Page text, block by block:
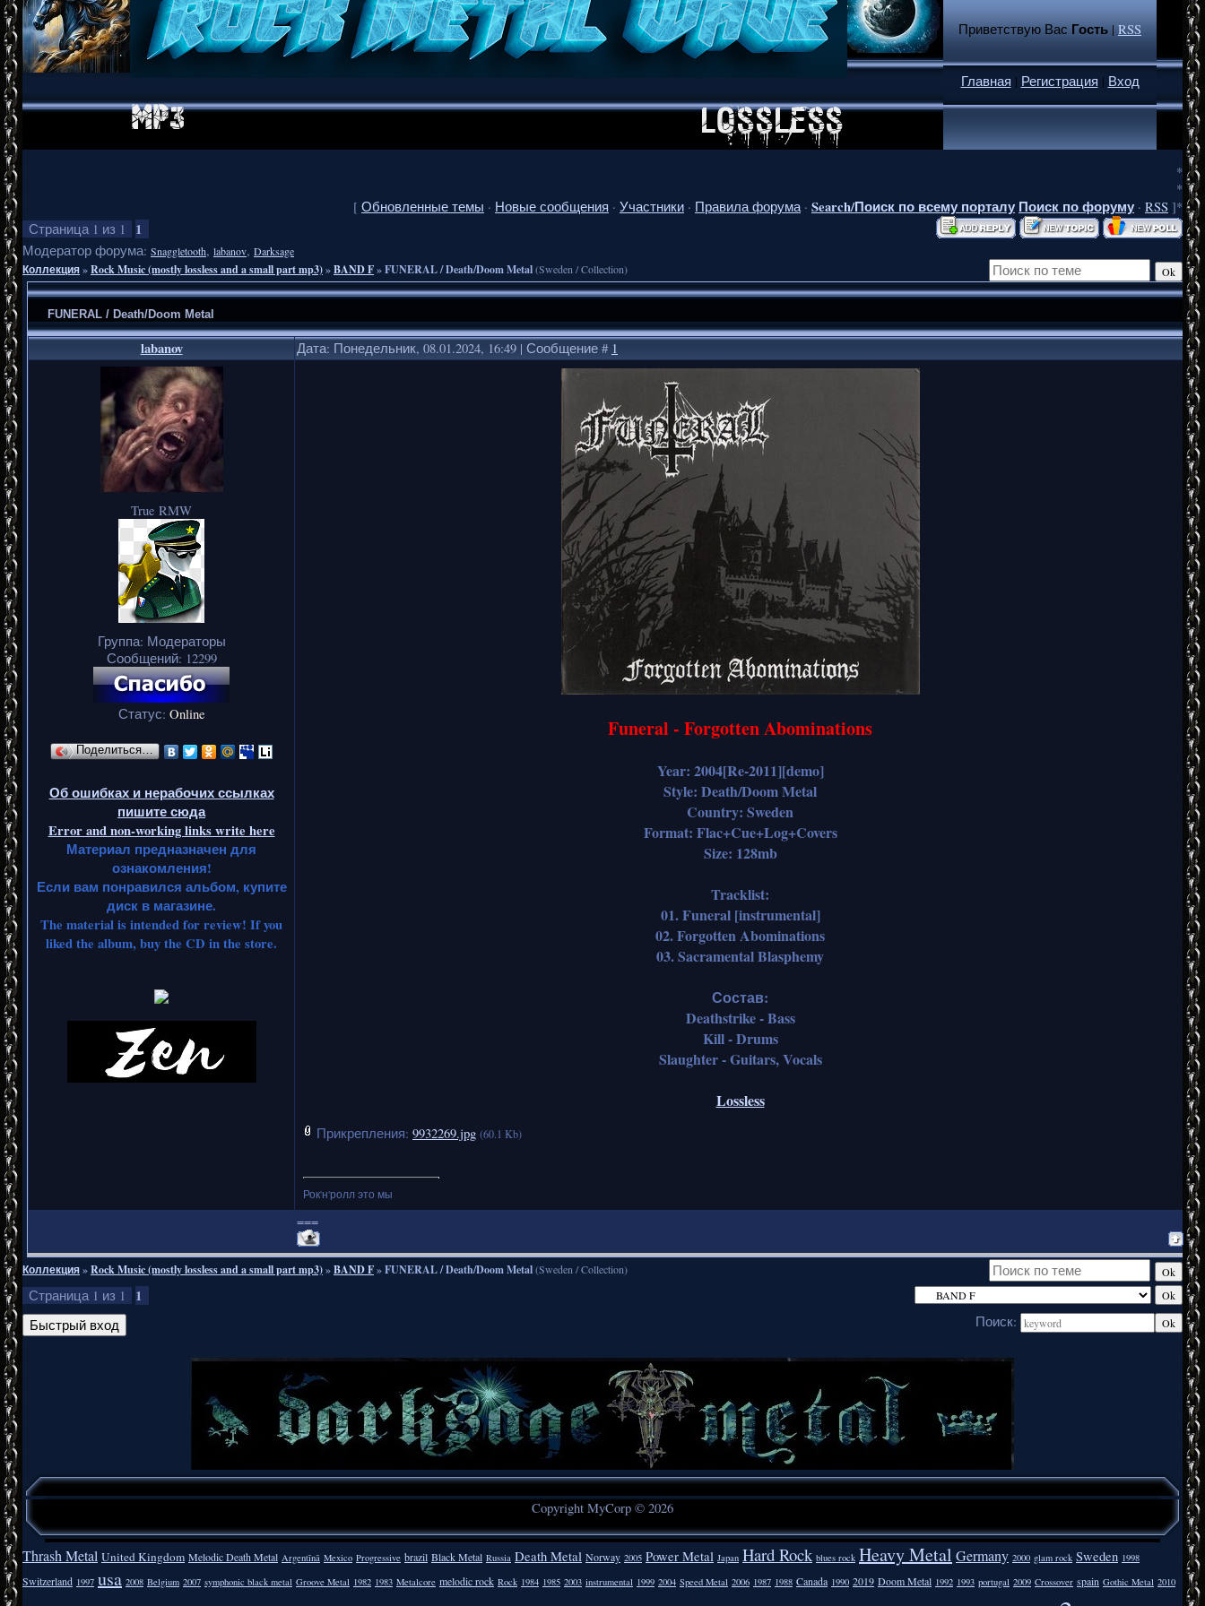
Приветствую Вас Гость|RSS
Главная | Регистрация | Вход
*
*
[ Обновленные темы · Новые сообщения · Участники · Правила форума · Search/Поиск по всему порталу Поиск по форуму · RSS ]*
Страница 1 из 1 1
Модератор форума: Snaggletooth, labanov, Darksage
Коллекция»Rock Music (mostly lossless and a small part mp3)»BAND F»FUNERAL / Death/Doom Metal(Sweden / Collection)
FUNERAL / Death/Doom Metal
labanov Дата: Понедельник, 08.01.2024, 16:49 | Сообщение # 1
True RMW
Группа: Модераторы
Сообщений: 12299
Статус: Online
Поделиться…
Об ошибках и нерабочих ссылках
пишите сюда
Error and non-working links write here
Материал предназначен для
ознакомления!
Если вам понравился альбом, купите
диск в магазине.
The material is intended for review! If you
liked the album, buy the CD in the store.
Funeral - Forgotten Abominations
Year: 2004[Re-2011][demo]
Style: Death/Doom Metal
Country: Sweden
Format: Flac+Cue+Log+Covers
Size: 128mb
Tracklist:
01. Funeral [instrumental]
02. Forgotten Abominations
03. Sacramental Blasphemy
Состав:
Deathstrike - Bass
Kill - Drums
Slaughter - Guitars, Vocals
Lossless
Прикрепления: 9932269.jpg (60.1 Kb)
Рок'н'ролл это мы
===
Коллекция»Rock Music (mostly lossless and a small part mp3)»BAND F»FUNERAL / Death/Doom Metal(Sweden / Collection)
Страница 1 из 1 1
Поиск:
Copyright MyCorp © 2026
Thrash Metal United Kingdom Melodic Death Metal Argentīnā Mexico Progressive brazil Black Metal Russia Death Metal Norway 2005 Power Metal Japan Hard Rock blues rock Heavy Metal Germany 2000 glam rock Sweden 1998
Switzerland 1997 usa 2008 Belgium 2007 symphonic black metal Groove Metal 1982 1983 Metalcore melodic rock Rock 1984 1985 2003 instrumental 1999 2004 Speed Metal 2006 1987 1988 Canada 1990 2019 Doom Metal 1992 1993 portugal 2009 Crossover spain Gothic Metal 2010